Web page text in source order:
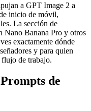
a GPT Image 2 a
inicio de móvil,
La sección de
Nano Banana Pro y otros
exactamente dónde
y para quien
de trabajo.
de